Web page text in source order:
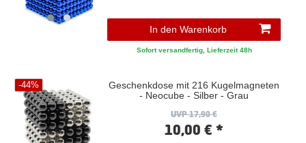
In den Warenkorb
Sofort versandfertig, Lieferzeit 48h
-44%
Geschenkdose mit 216 Kugelmagneten
- Neocube - Silber - Grau
UVP 17,90 €
10,00 € *